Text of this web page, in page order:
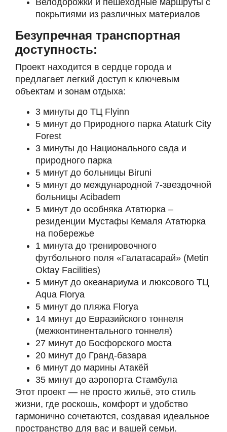
Велодорожки и пешеходные маршруты с
покрытиями из различных материалов
Безупречная транспортная
доступность:
Проект находится в сердце города и
предлагает легкий доступ к ключевым
объектам и зонам отдыха:
3 минуты до ТЦ Flyinn
5 минут до Природного парка Ataturk City
Forest
3 минуты до Национального сада и
природного парка
5 минут до больницы Biruni
5 минут до международной 7-звездочной
больницы Acibadem
5 минут до особняка Ататюрка –
резиденции Мустафы Кемаля Ататюрка
на побережье
1 минута до тренировочного
футбольного поля «Галатасарай» (Metin
Oktay Facilities)
5 минут до океанариума и люксового ТЦ
Aqua Florya
5 минут до пляжа Florya
14 минут до Евразийского тоннеля
(межконтинентального тоннеля)
27 минут до Босфорского моста
20 минут до Гранд-базара
6 минут до марины Атакёй
35 минут до аэропорта Стамбула
Этот проект — не просто жильё, это стиль
жизни, где роскошь, комфорт и удобство
гармонично сочетаются, создавая идеальное
пространство для вас и вашей семьи.